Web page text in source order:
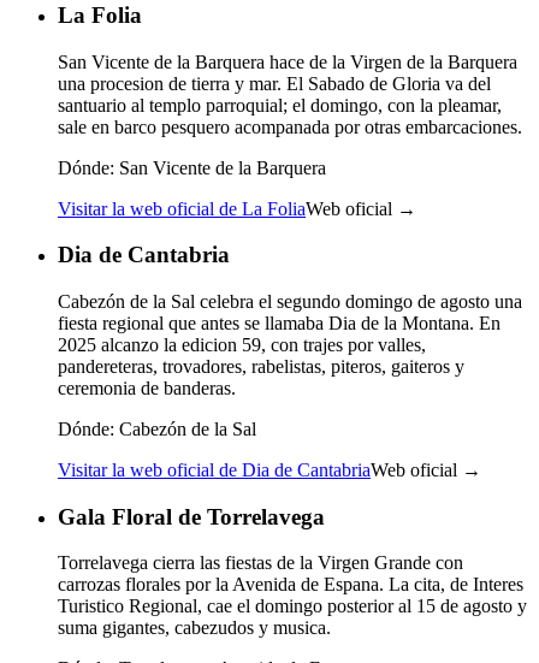
La Folia
San Vicente de la Barquera hace de la Virgen de la Barquera
una procesion de tierra y mar. El Sabado de Gloria va del
santuario al templo parroquial; el domingo, con la pleamar,
sale en barco pesquero acompanada por otras embarcaciones.
Dónde: San Vicente de la Barquera
Visitar la web oficial de La FoliaWeb oficial →
Dia de Cantabria
Cabezón de la Sal celebra el segundo domingo de agosto una
fiesta regional que antes se llamaba Dia de la Montana. En
2025 alcanzo la edicion 59, con trajes por valles,
pandereteras, trovadores, rabelistas, piteros, gaiteros y
ceremonia de banderas.
Dónde: Cabezón de la Sal
Visitar la web oficial de Dia de CantabriaWeb oficial →
Gala Floral de Torrelavega
Torrelavega cierra las fiestas de la Virgen Grande con
carrozas florales por la Avenida de Espana. La cita, de Interes
Turistico Regional, cae el domingo posterior al 15 de agosto y
suma gigantes, cabezudos y musica.